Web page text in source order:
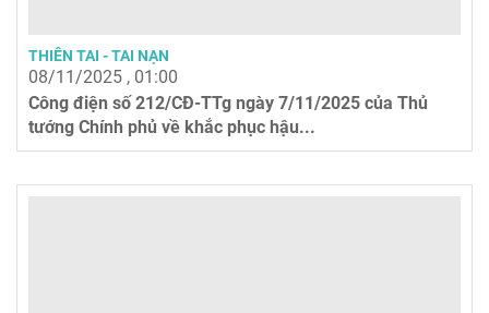
THIÊN TAI - TAI NẠN
08/11/2025 , 01:00
Công điện số 212/CĐ-TTg ngày 7/11/2025 của Thủ
tướng Chính phủ về khắc phục hậu...